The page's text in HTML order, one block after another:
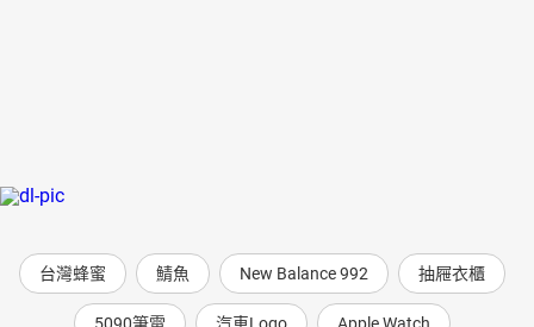
台灣蜂蜜 鯖魚 New Balance 992 抽屜衣櫃
5090筆電 汽車Logo Apple Watch